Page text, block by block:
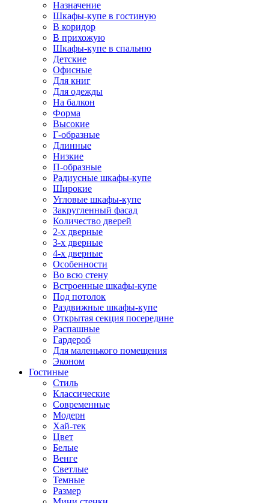
Назначение
Шкафы-купе в гостиную
В коридор
В прихожую
Шкафы-купе в спальню
Детские
Офисные
Для книг
Для одежды
На балкон
Форма
Высокие
Г-образные
Длинные
Низкие
П-образные
Радиусные шкафы-купе
Широкие
Угловые шкафы-купе
Закругленный фасад
Количество дверей
2-х дверные
3-х дверные
4-х дверные
Особенности
Во всю стену
Встроенные шкафы-купе
Под потолок
Раздвижные шкафы-купе
Открытая секция посередине
Распашные
Гардероб
Для маленького помещения
Эконом
Гостиные
Стиль
Классические
Современные
Модерн
Хай-тек
Цвет
Белые
Венге
Светлые
Темные
Размер